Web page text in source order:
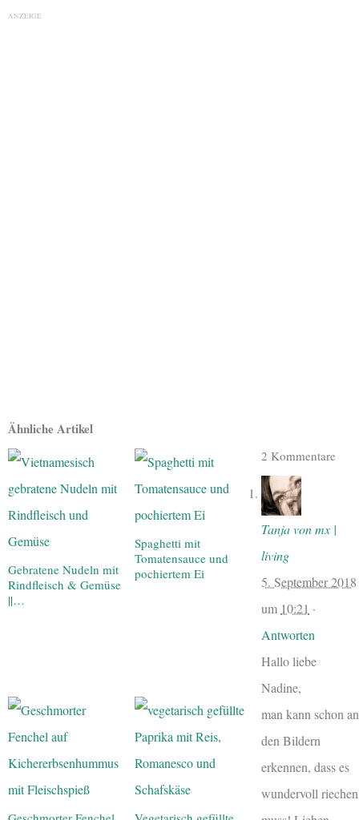
ANZEIGE
Ähnliche Artikel
Gebratene Nudeln mit
Rindfleisch & Gemüse
||…
Spaghetti mit
Tomatensauce und
pochiertem Ei
2 Kommentare
Tanja von mx |
living
5. September 2018
um 10:21 ·
Antworten
Hallo liebe
Nadine,
man kann schon an
den Bildern
erkennen, dass es
wundervoll riechen